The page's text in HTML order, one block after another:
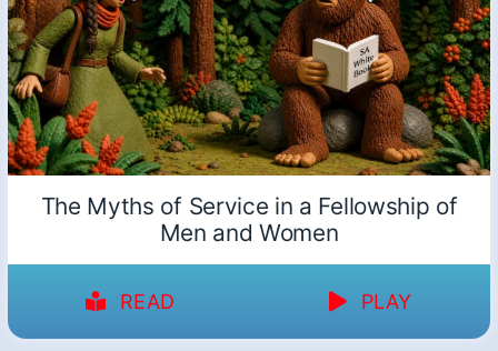
The Myths of Service in a Fellowship of
Men and Women
READ PLAY